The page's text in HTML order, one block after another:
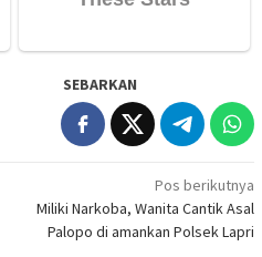
SEBARKAN
Pos berikutnya
Miliki Narkoba, Wanita Cantik Asal
Palopo di amankan Polsek Lapri